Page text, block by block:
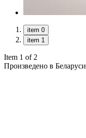
item 0
item 1
Item 1 of 2
Произведено в Беларуси